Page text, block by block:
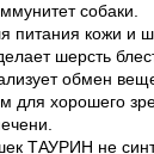
собаки.
кожи и
шерсть
обмен
для хорошего
ТАУРИН не